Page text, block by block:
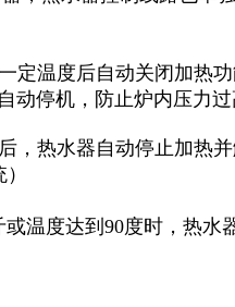
温度后自动关闭加热功
停机，防止炉内压力过
，热水器自动停止加热
温度达到90度时，热